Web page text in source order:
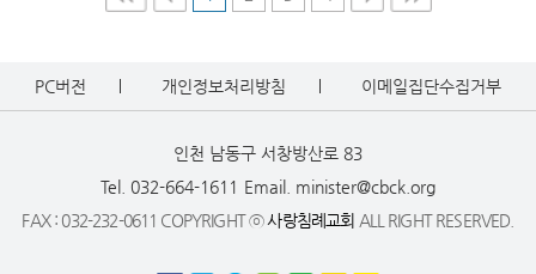
PC버전 개인정보처리방침 이메일집단수집거부
인천 남동구 서창방산로 83
Tel. 032-664-1611 Email. minister@cbck.org
FAX : 032-232-0611 COPYRIGHT ⓒ사랑침례교회 ALL RIGHT RESERVED.